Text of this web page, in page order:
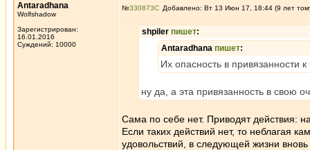
Antaradhana
Wolfshadow
Зарегистрирован:
16.01.2016
Суждений: 10000
№330873 Добавлено: Вт 13 Июн 17, 18:44 (9 лет
shpiler пишет:
Antaradhana пишет:
Их опасность в привязанности
ну да, а эта привязанность в свою
Сама по себе нет. Приводят действия:
Если таких действий нет, то неблагая
удовольствий, в следующей жизни